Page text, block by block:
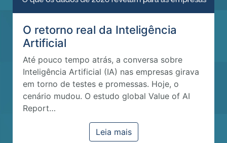
O retorno real da Inteligência
Artificial
Até pouco tempo atrás, a conversa sobre
Inteligência Artificial (IA) nas empresas girava
em torno de testes e promessas. Hoje, o
cenário mudou. O estudo global Value of AI
Report…
Leia mais